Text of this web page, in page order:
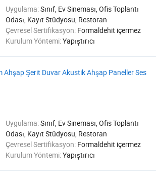
Uygulama:Sınıf, Ev Sineması, Ofis Toplantı
Odası, Kayıt Stüdyosu, Restoran
Çevresel Sertifikasyon: Formaldehit içermez
Kurulum Yöntemi:Yapıştırıcı
Şerit Duvar Akustik Ahşap Paneller Ses
Uygulama:Sınıf, Ev Sineması, Ofis Toplantı
Odası, Kayıt Stüdyosu, Restoran
Çevresel Sertifikasyon: Formaldehit içermez
Kurulum Yöntemi:Yapıştırıcı